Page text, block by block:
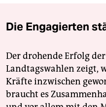
Die Engagierten
Der drohende Erfolg
Landtagswahlen zeigt,
Kräfte inzwischen
braucht es